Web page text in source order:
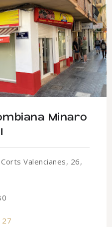
Minaro
Valencianes, 26,